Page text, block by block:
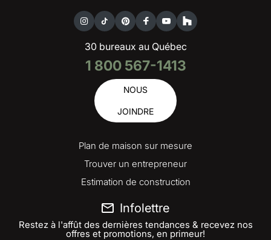
30 bureaux au Québec
1 800 567-1413
NOUS
JOINDRE
Plan de maison sur mesure
Trouver un entrepreneur
Estimation de construction
Infolettre
Restez à l'affût des dernières tendances & recevez nos
offres et promotions, en primeur!